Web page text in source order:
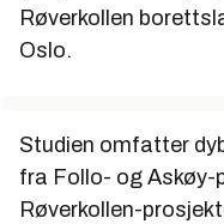
Røverkollen
Oslo.
Studien omfatter
fra Follo- og
Røverkollen-